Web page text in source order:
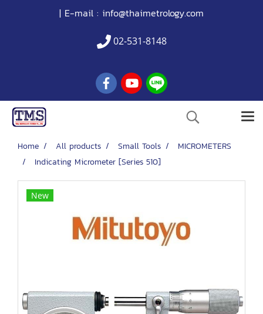
| E-mail : info@thaimetrology.com
02-531-8148
Home All products Small Tools
MICROMETERS
Indicating Micrometer [Series 510]
New